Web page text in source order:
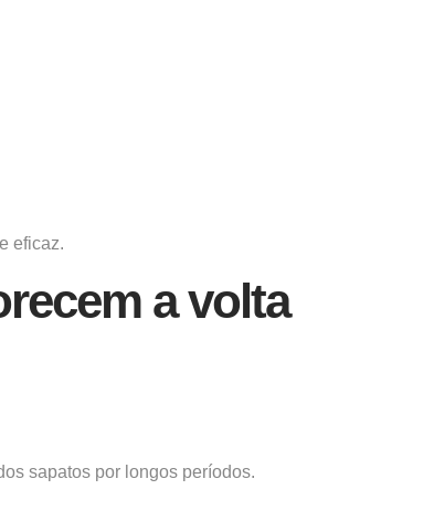
eficaz.
a volta
sapatos por longos períodos.